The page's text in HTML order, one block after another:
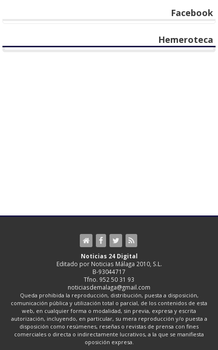
Facebook
Hemeroteca
Noticias 24 Digital
Editado por Noticias Málaga 2010, S.L.
B-93044717
Tfno. 952 50 31 93
noticiasdemalaga@gmail.com
Queda prohibida la reproducción, distribución, puesta a disposición,
comunicación pública y utilización total o parcial, de los contenidos de esta
web, en cualquier forma o modalidad, sin previa, expresa y escrita
autorización, incluyendo, en particular, su mera reproducción y/o puesta a
disposición como resúmenes, reseñas o revistas de prensa con fines
comerciales o directa o indirectamente lucrativos, a la que se manifiesta
oposición expresa.